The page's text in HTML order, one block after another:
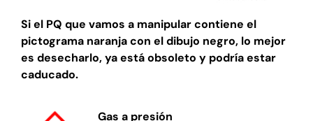
Si el PQ que vamos a manipular contiene el
pictograma naranja con el dibujo negro, lo mejor
es desecharlo, ya está obsoleto y podría estar
caducado.
Gas a presión